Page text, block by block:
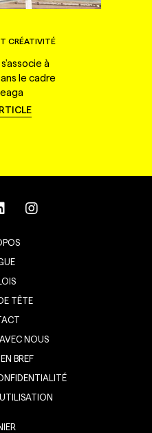
CRÉATIVITÉ
à
le cadre
TÊTE
NOUS
BREF